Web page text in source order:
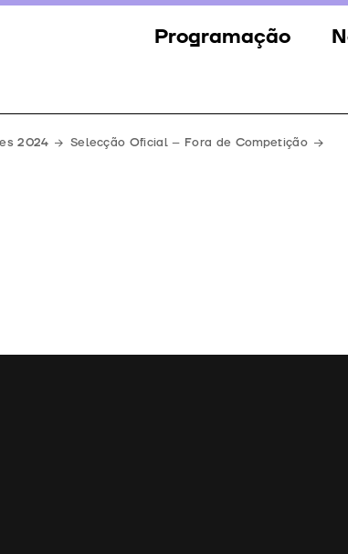
Programação
Eventos
2024
Selecção Oficial – Fora de Competição